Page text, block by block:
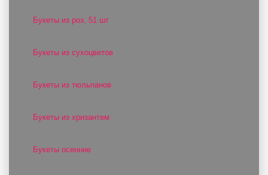
Букеты из роз, 51 шт
Букеты из сухоцветов
Букеты из тюльпанов
Букеты из хризантем
Букеты осенние